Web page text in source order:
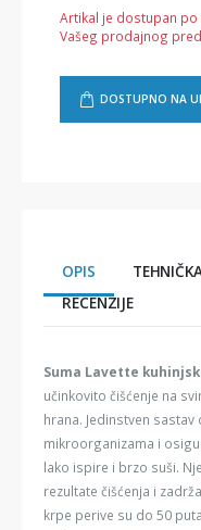
Artikal je dostupan
Vašeg prodajnog
DOSTUPNO NA
OPIS
RECENZIJE
Suma Lavette
učinkovito čišćenje na
hrana. Jedinstven
mikroorganizama i
lako ispire i brzo suši.
rezultate čišćenja i
krpe perive su do 50